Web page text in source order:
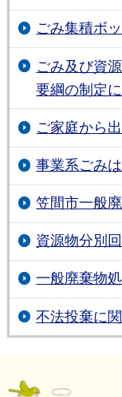
ごみ集積ボ
ごみ及び資
要綱の制定
ご家庭から
事業系ごみ
笠間市一般
資源物分別
一般廃棄物
不法投棄に